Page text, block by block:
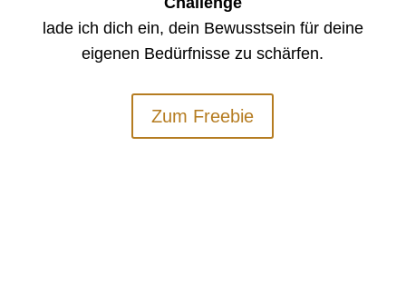
lade ich dich ein, dein Bewusstsein für deine
eigenen Bedürfnisse zu schärfen.
Zum Freebie